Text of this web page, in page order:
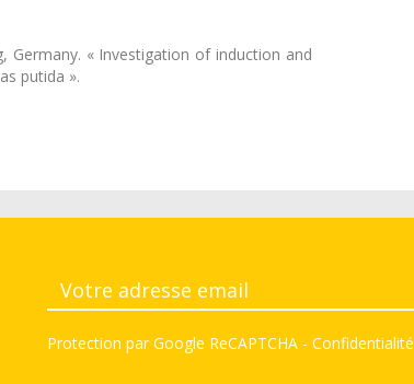
Germany. « Investigation of induction and
putida ».
Protection par Google ReCAPTCHA- Confidentialité